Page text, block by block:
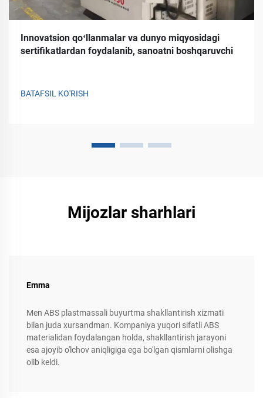
Innovatsion qoʻllanmalar va dunyo miqyosidagi
sertifikatlardan foydalanib, sanoatni boshqaruvchi
BATAFSIL KO'RISH
Mijozlar sharhlari
Emma
Men ABS plastmassali buyurtma shakllantirish xizmati
bilan juda xursandman. Kompaniya yuqori sifatli ABS
materialidan foydalangan holda, shakllantirish jarayoni
esa ajoyib o'lchov aniqligiga ega bo'lgan qismlarni olishga
olib keldi.